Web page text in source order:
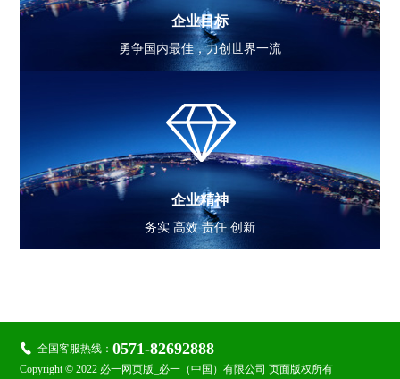
企业目标
勇争国内最佳，力创世界一流
企业精神
务实 高效 责任 创新
 全国客服热线：0571-82692888
Copyright © 2022 必一网页版_必一（中国）有限公司 页面版权所有